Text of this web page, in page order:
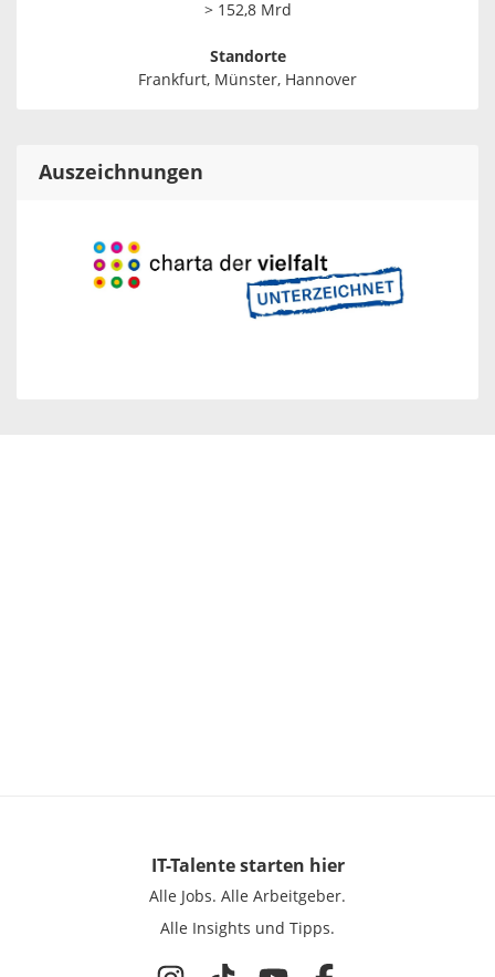
> 152,8 Mrd
Standorte
Frankfurt, Münster, Hannover
Auszeichnungen
IT-Talentestarten hier
Alle Jobs. Alle Arbeitgeber.
Alle Insights und Tipps.